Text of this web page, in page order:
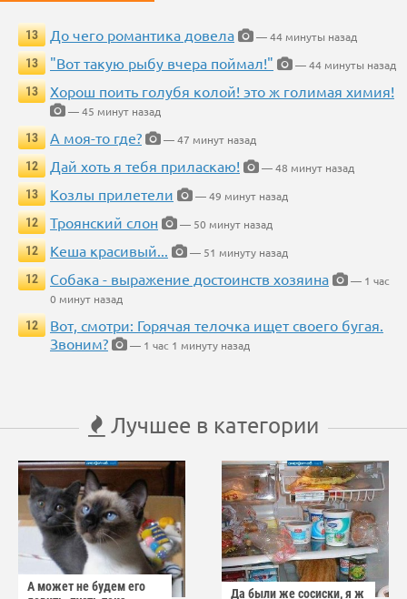
13 До чего романтика довела
— 44 минуты назад
13
"Вот такую рыбу вчера поймал!"
— 44 минуты назад
13
Хорош поить голубя колой! это ж голимая химия!
— 45 минут назад
13
А моя-то где?
— 47 минут назад
12
Дай хоть я тебя приласкаю!
— 48 минут назад
13
Козлы прилетели
— 49 минут назад
12
Троянский слон
— 50 минут назад
12
Кеша красивый...
— 51 минуту назад
12
Собака - выражение достоинств хозяина
— 1 час
0 минут назад
12
Вот, смотри: Горячая телочка ищет своего бугая.
Звоним?
— 1 час 1 минуту назад
Лучшее в категории
А может не будем его
Да были же сосиски, я ж